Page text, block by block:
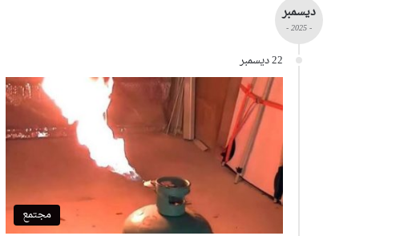
ديسمبر
- 2025 -
22 ديسمبر
مجتمع